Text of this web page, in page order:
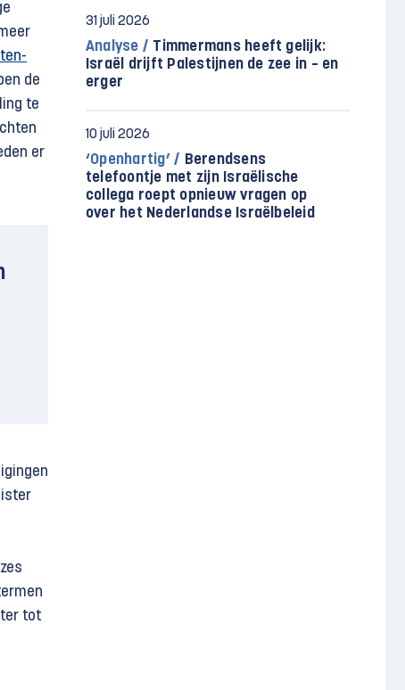
de
te
er
tot
31 juli 2026
Analyse / Timmermans heeft gelijk:
Israël drijft Palestijnen de zee in – en
erger
10 juli 2026
‘Openhartig’ / Berendsens
telefoontje met zijn Israëlische
collega roept opnieuw vragen op
over het Nederlandse Israëlbeleid